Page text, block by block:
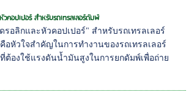
วคอปเปอร์ สำหรับรถเทรลเลอร์ดัมพ์
รอลิกและหัวคอปเปอร์" สำหรับรถเทรลเลอร์
อหัวใจสำคัญในการทำงานของรถเทรลเลอร์
ที่ต้องใช้แรงดันน้ำมันสูงในการยกดัมพ์เพื่อถ่าย